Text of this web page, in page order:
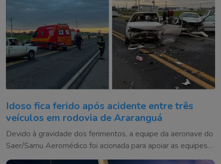
Idoso fica ferido após acidente entre três
veículos em rodovia de Araranguá
Devido à gravidade dos ferimentos, a equipe da aeronave do
Saer/Samu Aeromédico foi acionada para apoiar as equipes
dos bombeiros e do Samu